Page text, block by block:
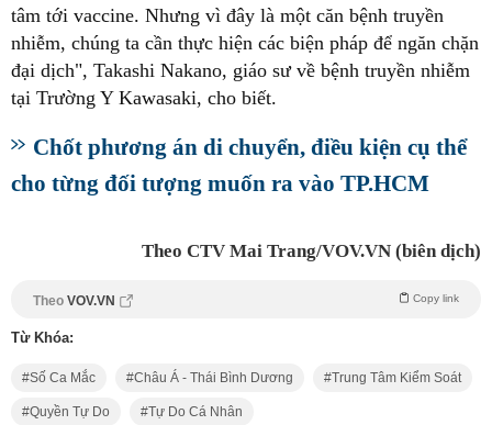
tâm tới vaccine. Nhưng vì đây là một căn bệnh truyền
nhiễm, chúng ta cần thực hiện các biện pháp để ngăn chặn
đại dịch", Takashi Nakano, giáo sư về bệnh truyền nhiễm
tại Trường Y Kawasaki, cho biết.
Chốt phương án di chuyển, điều kiện cụ thể
cho từng đối tượng muốn ra vào TP.HCM
Theo CTV Mai Trang/VOV.VN (biên dịch)
Theo VOV.VN Copy link
Từ Khóa:
Số Ca Mắc Châu Á - Thái Bình Dương Trung Tâm Kiểm Soát
Quyền Tự Do Tự Do Cá Nhân